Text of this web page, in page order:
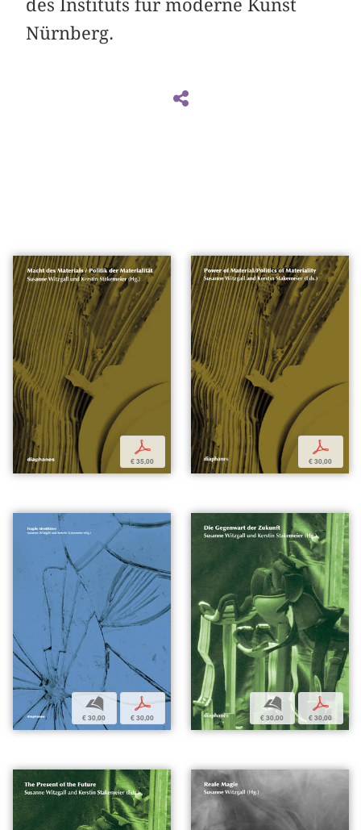
des Instituts für moderne Kunst
Nürnberg.
p
€ 35,00
p
€ 30,00
b
€ 30,00
p
€ 30,00
b
€ 30,00
p
€ 30,00